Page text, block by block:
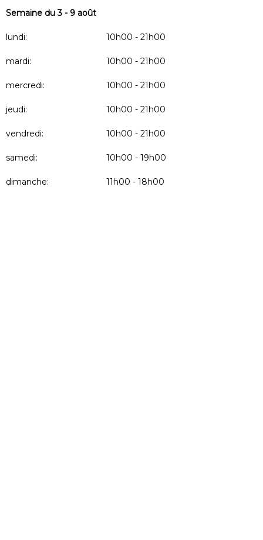
Semaine du 3 - 9 août
lundi: 10h00 - 21h00
mardi: 10h00 - 21h00
mercredi: 10h00 - 21h00
jeudi: 10h00 - 21h00
vendredi: 10h00 - 21h00
samedi: 10h00 - 19h00
dimanche: 11h00 - 18h00